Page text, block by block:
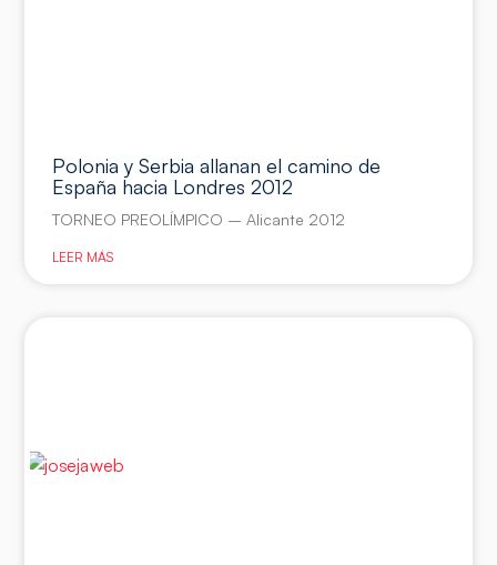
Polonia y Serbia allanan el camino de
España hacia Londres 2012
TORNEO PREOLÍMPICO – Alicante 2012
LEER MÁS